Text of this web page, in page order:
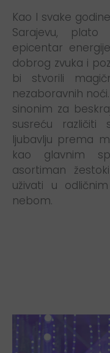
Kao I svake
Sarajevu, plato
epicentar
dobrog zvuka i
bi stvorili
nezaboravnih
sinonim za
susreću različiti
ljubavlju prema
kao glavnim
asortiman
uživati u
nebom.